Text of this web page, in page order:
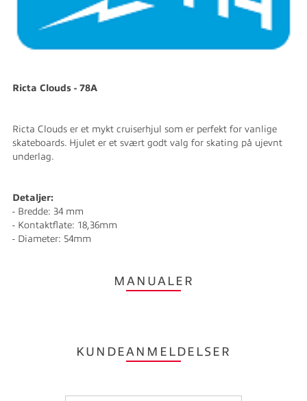
Ricta Clouds - 78A
Ricta Clouds er et mykt cruiserhjul som er perfekt for vanlige
skateboards. Hjulet er et svært godt valg for skating på ujevnt
underlag.
Detaljer:
- Bredde: 34 mm
- Kontaktflate: 18,36mm
- Diameter: 54mm
MANUALER
KUNDEANMELDELSER